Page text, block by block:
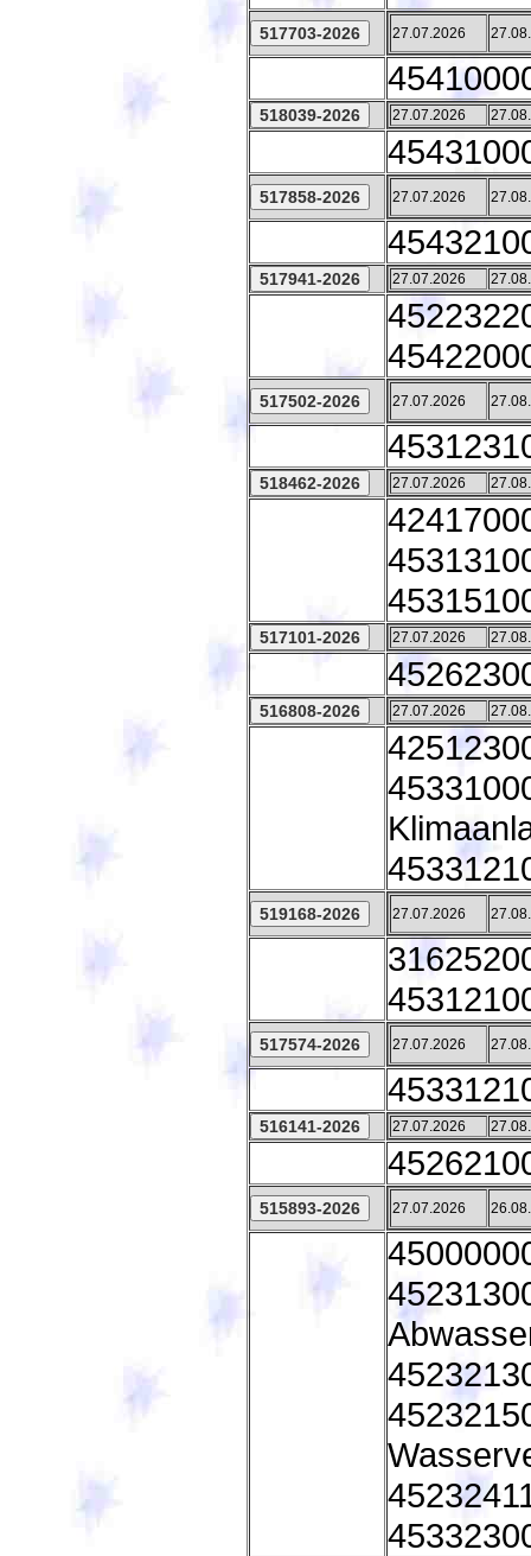
27.07.2026
27.07.2026
27.07.2026
27.07.2026
27.07.2026
27.07.2026
27.07.2026
27.07.2026
27.07.2026
27.07.2026
27.07.2026
27.07.2026